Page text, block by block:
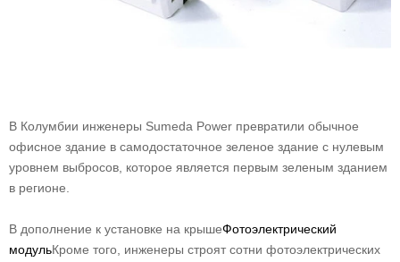
В Колумбии инженеры Sumeda Power превратили обычное
офисное здание в самодостаточное зеленое здание с нулевым
уровнем выбросов, которое является первым зеленым зданием
в регионе.
В дополнение к установке на крышеФотоэлектрический
модульКроме того, инженеры строят сотни фотоэлектрических